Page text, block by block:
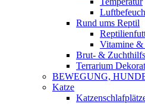
Rund ums Reptil
Vitamine
Brut- &
Terrarium
BEWEGUNG,
Katze